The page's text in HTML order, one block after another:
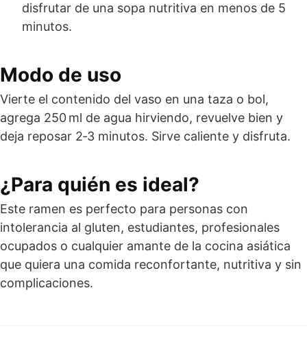
disfrutar de una sopa nutritiva en menos de 5
minutos.
Modo de uso
Vierte el contenido del vaso en una taza o bol,
agrega 250 ml de agua hirviendo, revuelve bien y
deja reposar 2‑3 minutos. Sirve caliente y disfruta.
¿Para quién es ideal?
Este ramen es perfecto para personas con
intolerancia al gluten, estudiantes, profesionales
ocupados o cualquier amante de la cocina asiática
que quiera una comida reconfortante, nutritiva y sin
complicaciones.